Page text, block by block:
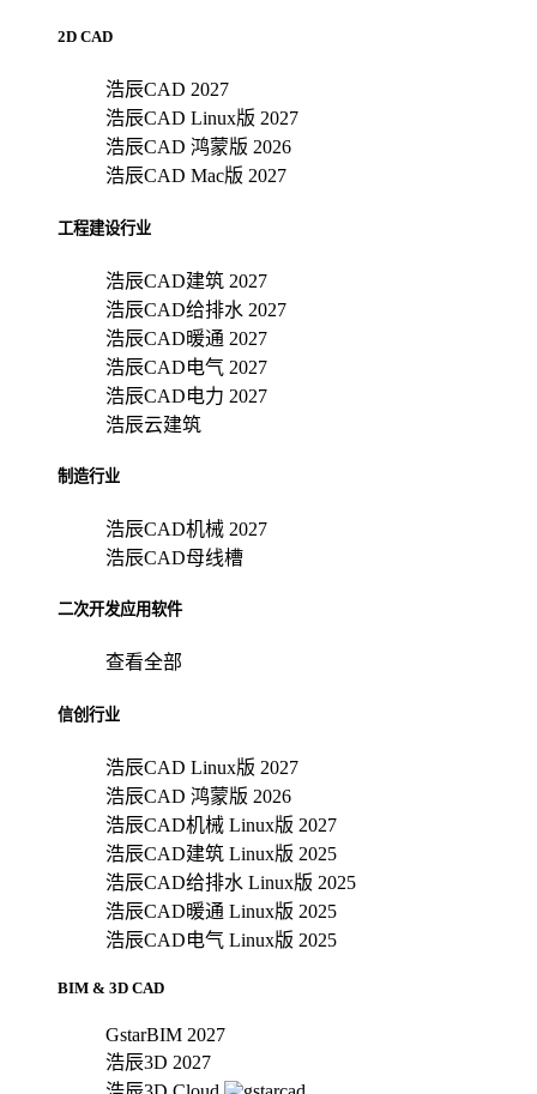
2D CAD
浩辰CAD 2027
浩辰CAD Linux版 2027
浩辰CAD 鸿蒙版 2026
浩辰CAD Mac版 2027
工程建设行业
浩辰CAD建筑 2027
浩辰CAD给排水 2027
浩辰CAD暖通 2027
浩辰CAD电气 2027
浩辰CAD电力 2027
浩辰云建筑
制造行业
浩辰CAD机械 2027
浩辰CAD母线槽
二次开发应用软件
查看全部
信创行业
浩辰CAD Linux版 2027
浩辰CAD 鸿蒙版 2026
浩辰CAD机械 Linux版 2027
浩辰CAD建筑 Linux版 2025
浩辰CAD给排水 Linux版 2025
浩辰CAD暖通 Linux版 2025
浩辰CAD电气 Linux版 2025
BIM & 3D CAD
GstarBIM 2027
浩辰3D 2027